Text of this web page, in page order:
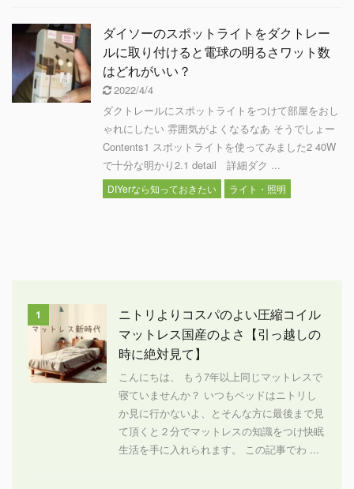
ダイソーのスポットライトをダクトレー
ルに取り付けると電球の明るさワット数
はどれがいい？
2022/4/4
ダクトレールにスポットライトをつけて部屋をおし
ゃれにしたい 雰囲気がよくなるなあ そうでしょー
Contents1 スポットライトを使ってみました2 40W
で十分な明かり2.1 detail 詳細ダク ...
DIYerなら知っておきたい ライト・照明
1
ニトリよりコスパのよい圧縮コイル
マットレス国産のよさ【引っ越しの
時に絶対見て】
こんにちは、 もう7年以上同じマットレスで
寝ていませんか？ いつもベッドはニトリし
か見に行かないよ、とそんな方に最後まで見
て頂くと２分でマットレスの知識をつけ快眠
生活を手に入れられます。 この記事でわ ...